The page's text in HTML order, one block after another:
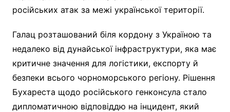
російських атак за межі української території.
Галац розташований біля кордону з Україною та
недалеко від дунайської інфраструктури, яка має
критичне значення для логістики, експорту й
безпеки всього чорноморського регіону. Рішення
Бухареста щодо російського генконсула стало
дипломатичною відповіддю на інцидент, який